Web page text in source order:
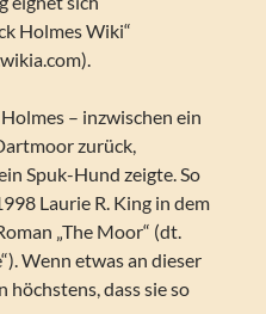
Holmes Wiki“
– inzwischen ein
zurück,
Spuk-Hund zeigte. So
Laurie R. King in dem
„The Moor“ (dt.
Wenn etwas an dieser
dass sie so